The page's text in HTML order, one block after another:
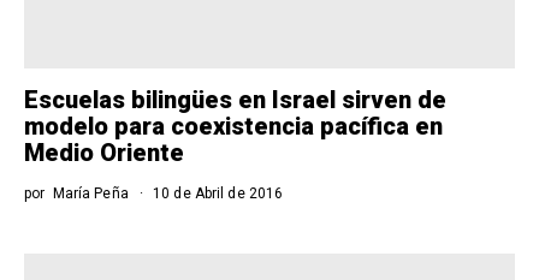
Escuelas bilingües en Israel sirven de
modelo para coexistencia pacífica en
Medio Oriente
por María Peña 10 de Abril de 2016